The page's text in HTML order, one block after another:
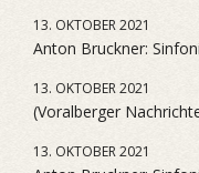
13. OKTOBER 2021
Anton Bruckner:
13. OKTOBER 2021
(Voralberger
13. OKTOBER 2021